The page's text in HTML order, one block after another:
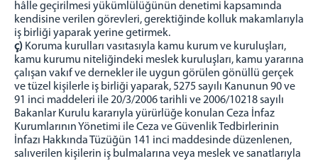
hâlle geçirilmesi yükümlülüğünün denetimi kapsamında
kendisine verilen görevleri, gerektiğinde kolluk makamlarıyla
iş birliği yaparak yerine getirmek.
ç) Koruma kurulları vasıtasıyla kamu kurum ve kuruluşları,
kamu kurumu niteliğindeki meslek kuruluşları, kamu yararına
çalışan vakıf ve dernekler ile uygun görülen gönüllü gerçek
ve tüzel kişilerle iş birliği yaparak, 5275 sayılı Kanunun 90 ve
91 inci maddeleri ile 20/3/2006 tarihli ve 2006/10218 sayılı
Bakanlar Kurulu kararıyla yürürlüğe konulan Ceza İnfaz
Kurumlarının Yönetimi ile Ceza ve Güvenlik Tedbirlerinin
İnfazı Hakkında Tüzüğün 141 inci maddesinde düzenlenen,
salıverilen kişilerin iş bulmalarına veya meslek ve sanatlarıyla